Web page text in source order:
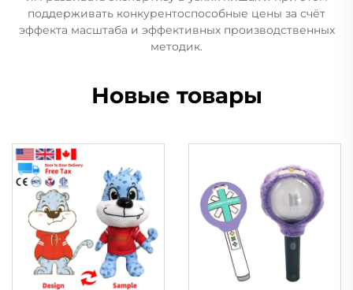
поддерживать конкурентоспособные цены за счёт
эффекта масштаба и эффективных производственных
методик.
Новые товары